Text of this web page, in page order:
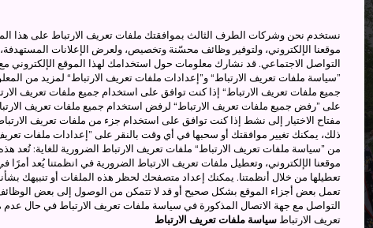
نستخدم نحن وشركات الطرف الثالث بموافقتك ملفات تعريف الارتباط على هذا
موقعنا الإلكتروني، ولتوفير وظائف محسّنة وتخصيص، ولعرض الإعلانات
التواصل الاجتماعي. قد نشارك معلومات حول استخدامك لهذا الموقع الإلكتروني
”سياسة ملفات تعريف الارتباط“ و”إعدادات ملفات تعريف الارتباط“ لمزيد من
جميع ملفات تعريف الارتباط“ إذا كنت توافق على استخدام جميع ملفات تعريف
على ”رفض جميع ملفات تعريف الارتباط“ لرفض استخدام جميع ملفات تعريف
مفتاح الاختيار إلى نشط إذا كنت توافق على استخدام جزء من ملفات تعريف
من ”سياسة ملفات تعريف الارتباط“ ملفات تعريف الارتباط الضرورية للغاية: تُعد
موقعنا الإلكتروني، وتعطيل ملفات تعريف الارتباط الضرورية في انظمتنا يُعد أمرًا
تعطيلها من خلال أنظمتنا. يمكنك إعداد متصفحك لحظر هذه الملفات أو تنبيهك
تعمل بعض أجزاء الموقع بشكل صحيح أو قد لا تتمكن من الوصول إلى بعض
التواصل مع جهة الاتصال المذكورة في سياسة ملفات تعريف الارتباط في حال
تعريف الارتباط سياسة ملفات تعريف الارتباط